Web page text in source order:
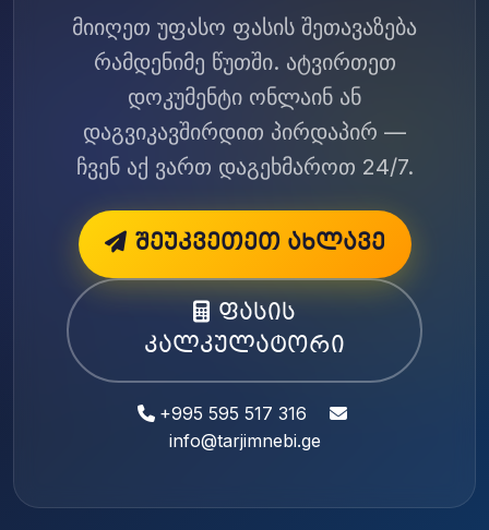
მიიღეთ უფასო ფასის შეთავაზება
რამდენიმე წუთში. ატვირთეთ
დოკუმენტი ონლაინ ან
დაგვიკავშირდით პირდაპირ —
ჩვენ აქ ვართ დაგეხმაროთ 24/7.
შეუკვეთეთ ახლავე
ფასის
კალკულატორი
+995 595 517 316
info@tarjimnebi.ge